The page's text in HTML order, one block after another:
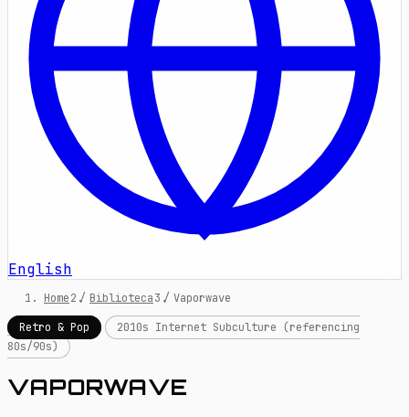
English
Home / Biblioteca / Vaporwave
Retro & Pop
2010s Internet Subculture (referencing
80s/90s)
VAPORWAVE